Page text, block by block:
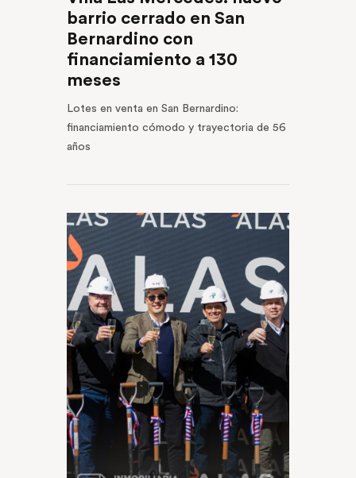
barrio cerrado en San
Bernardino con
financiamiento a 130
meses
Lotes en venta en San Bernardino:
financiamiento cómodo y trayectoria de 56
años